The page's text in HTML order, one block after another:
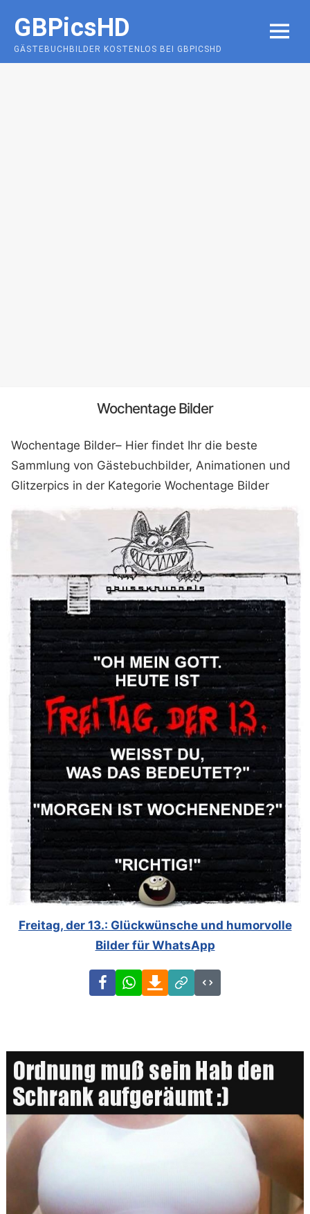
content
GBPicsHD
GÄSTEBUCHBILDER KOSTENLOS BEI GBPICSHD
MENU
Wochentage Bilder
Wochentage Bilder– Hier findet Ihr die beste
Sammlung von Gästebuchbilder, Animationen und
Glitzerpics in der Kategorie Wochentage Bilder
Freitag, der 13.: Glückwünsche und humorvolle
Bilder für WhatsApp
FacebookWhatsAppDownload
Link
Code